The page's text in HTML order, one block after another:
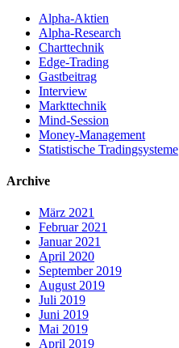
Alpha-Aktien
Alpha-Research
Charttechnik
Edge-Trading
Gastbeitrag
Interview
Markttechnik
Mind-Session
Money-Management
Statistische Tradingsysteme
Archive
März 2021
Februar 2021
Januar 2021
April 2020
September 2019
August 2019
Juli 2019
Juni 2019
Mai 2019
April 2019